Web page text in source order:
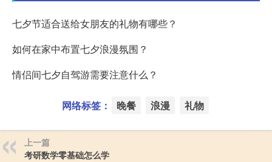
七夕节适合送给女朋友的礼物有哪些？
如何在家中布置七夕浪漫氛围？
情侣间七夕自驾游需要注意什么？
网络标签： 晚餐 浪漫 礼物
上一篇
考研数学零基础怎么学